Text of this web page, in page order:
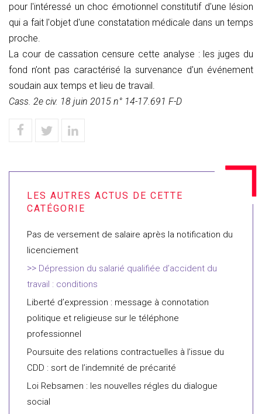
pour l'intéressé un choc émotionnel constitutif d'une lésion
qui a fait l'objet d'une constatation médicale dans un temps
proche.
La cour de cassation censure cette analyse : les juges du
fond n’ont pas caractérisé la survenance d'un événement
soudain aux temps et lieu de travail.
Cass. 2e civ. 18 juin 2015 n° 14-17.691 F-D
Pas de versement de salaire après la notification du
licenciement
Dépression du salarié qualifiée d’accident du
travail : conditions
Liberté d’expression : message à connotation
politique et religieuse sur le téléphone
professionnel
Poursuite des relations contractuelles à l’issue du
CDD : sort de l’indemnité de précarité
Loi Rebsamen : les nouvelles régles du dialogue
social